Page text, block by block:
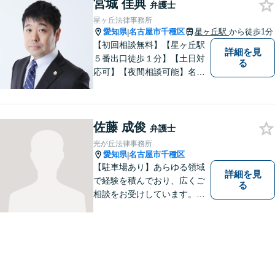
ご提供。小さなお困り事でも
構いません【夜間・休日面
談】【完全個室】【今池駅3
分】
宮城 佳典 弁護士
星ヶ丘法律事務所
愛知県|名古屋市千種区 星ヶ丘駅 から徒歩1分
【初回相談無料】【星ヶ丘駅
５番出口徒歩１分】【土日対
応可】【夜間相談可能】名古
詳細を見
る
佐藤 成俊 弁護士
光が丘法律事務所
愛知県|名古屋市千種区
【駐車場あり】あらゆる領域
で経験を積んでおり、広くご
相談をお受けしています。ご
詳細を見
る